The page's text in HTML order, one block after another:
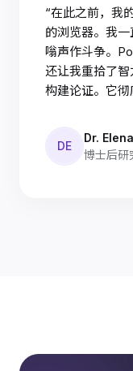
“在此之前，我
的浏览器。我
嗡声作斗争。
还让我重拾了
构建论证。它
DE
Dr.
博士后研